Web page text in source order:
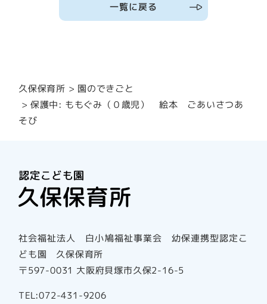
一覧に戻る
久保保育所 園のできごと
保護中: ももぐみ（０歳児） 絵本 ごあいさつあ
そび
社会福祉法人 白小鳩福祉事業会 幼保連携型認定こ
ども園 久保保育所
〒597-0031 大阪府貝塚市久保2-16-5
TEL:072-431-9206